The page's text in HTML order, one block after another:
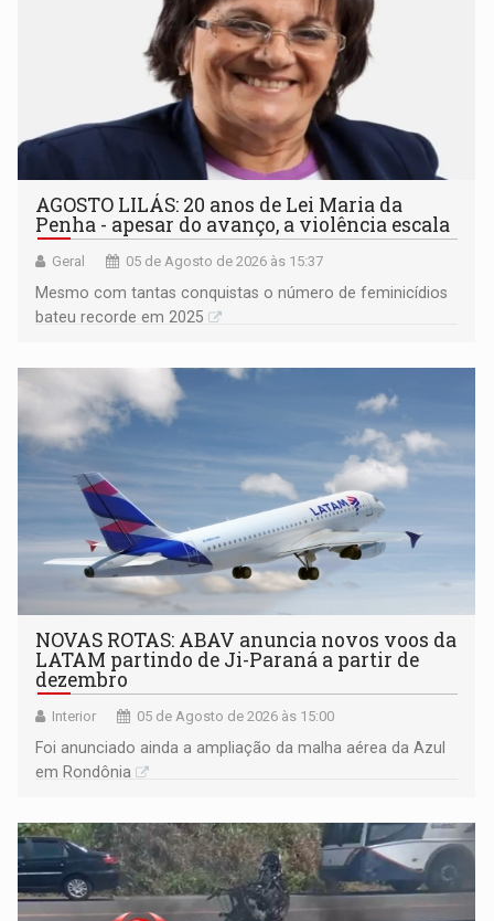
AGOSTO LILÁS: 20 anos de Lei Maria da
Penha - apesar do avanço, a violência escala
Geral 05 de Agosto de 2026 às 15:37
Mesmo com tantas conquistas o número de feminicídios
bateu recorde em 2025
NOVAS ROTAS: ABAV anuncia novos voos da
LATAM partindo de Ji-Paraná a partir de
dezembro
Interior 05 de Agosto de 2026 às 15:00
Foi anunciado ainda a ampliação da malha aérea da Azul
em Rondônia